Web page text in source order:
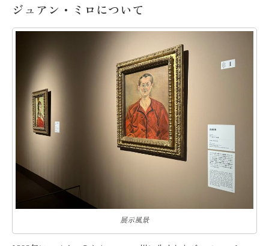
ジュアン・ミロについて
展示風景